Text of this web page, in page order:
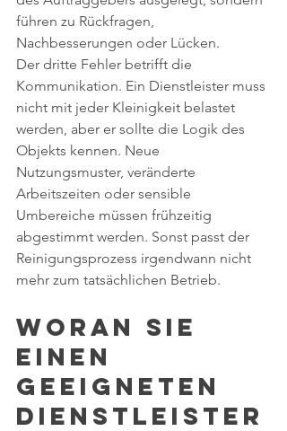
führen zu Rückfragen,
Nachbesserungen oder Lücken.
Der dritte Fehler betrifft die
Kommunikation. Ein Dienstleister muss
nicht mit jeder Kleinigkeit belastet
werden, aber er sollte die Logik des
Objekts kennen. Neue
Nutzungsmuster, veränderte
Arbeitszeiten oder sensible
Umbereiche müssen frühzeitig
abgestimmt werden. Sonst passt der
Reinigungsprozess irgendwann nicht
mehr zum tatsächlichen Betrieb.
Woran Sie
einen
geeigneten
Dienstleister